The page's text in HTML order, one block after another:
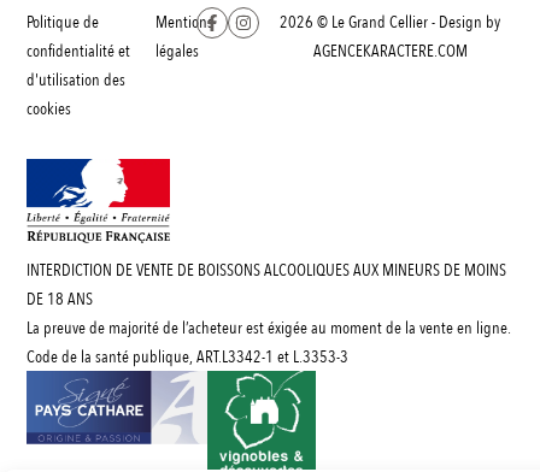
Politique de
confidentialité et
d'utilisation des
cookies
Mentions
légales
2026 © Le Grand Cellier - Design by
AGENCEKARACTERE.COM
INTERDICTION DE VENTE DE BOISSONS ALCOOLIQUES AUX MINEURS DE MOINS
DE 18 ANS
La preuve de majorité de l’acheteur est éxigée au moment de la vente en ligne.
Code de la santé publique, ART.L3342-1 et L.3353-3